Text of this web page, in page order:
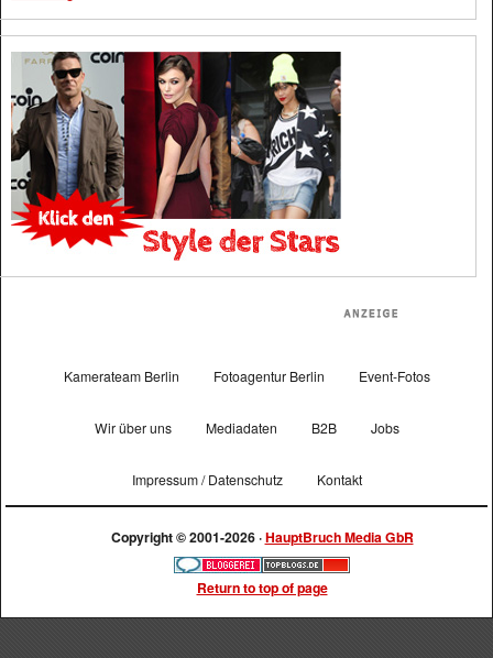
Kamerateam Berlin Fotoagentur Berlin Event-Fotos
Wir über uns Mediadaten B2B Jobs
Impressum / Datenschutz Kontakt
Copyright © 2001-2026 ·HauptBruch Media GbR
Return to top of page